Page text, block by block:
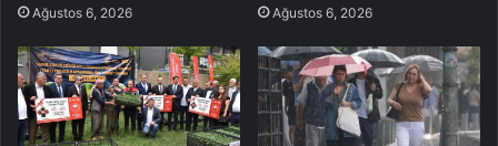
Ağustos 6, 2026 Ağustos 6, 2026